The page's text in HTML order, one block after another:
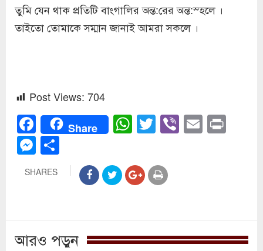
তুমি যেন থাক প্রতিটি বাংগালির অন্ত:রের অন্ত:স্হলে ।
তাইতো তোমাকে সম্মান জানাই আমরা সকলে ।
Post Views: 704
Facebook
Share WhatsApp
Twitter
Viber
Email
Messenger
SHARES
আরও পড়ুন